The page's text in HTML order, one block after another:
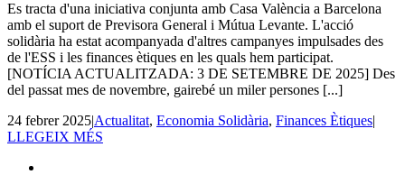
Es tracta d'una iniciativa conjunta amb Casa València a Barcelona
amb el suport de Previsora General i Mútua Levante. L'acció
solidària ha estat acompanyada d'altres campanyes impulsades des
de l'ESS i les finances ètiques en les quals hem participat.
[NOTÍCIA ACTUALITZADA: 3 DE SETEMBRE DE 2025] Des
del passat mes de novembre, gairebé un miler persones [...]
24 febrer 2025|Actualitat, Economia Solidària, Finances Ètiques|
LLEGEIX MÉS